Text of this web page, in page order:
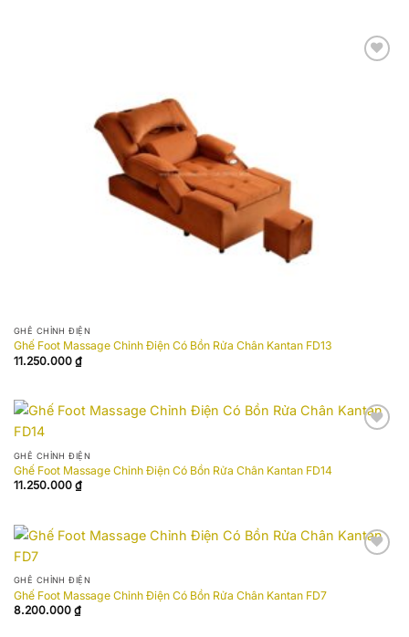
GHẾ CHỈNH ĐIỆN
Ghế Foot Massage Chỉnh Điện Có Bồn Rửa Chân Kantan FD13
11.250.000 ₫
GHẾ CHỈNH ĐIỆN
Ghế Foot Massage Chỉnh Điện Có Bồn Rửa Chân Kantan FD14
11.250.000 ₫
GHẾ CHỈNH ĐIỆN
Ghế Foot Massage Chỉnh Điện Có Bồn Rửa Chân Kantan FD7
8.200.000 ₫